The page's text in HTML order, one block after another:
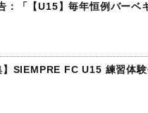
：「【U15】毎年恒例バーベ
】SIEMPRE FC U15 練習体